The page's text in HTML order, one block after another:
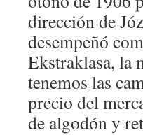
dirección de
desempeñó
Ekstraklasa, la
tenemos las
precio del
de algodón y